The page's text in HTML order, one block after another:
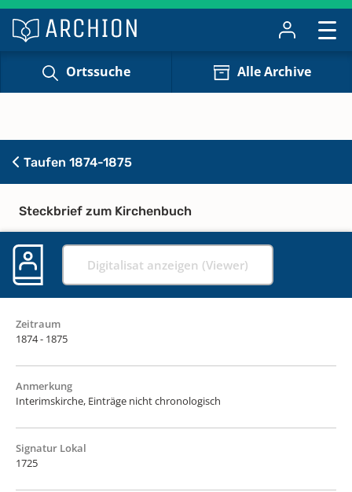
Ortssuche Alle Archive
Taufen 1874-1875
Steckbrief zum Kirchenbuch
Digitalisat anzeigen (Viewer)
Zeitraum
1874 - 1875
Anmerkung
Interimskirche, Einträge nicht chronologisch
Signatur Lokal
1725